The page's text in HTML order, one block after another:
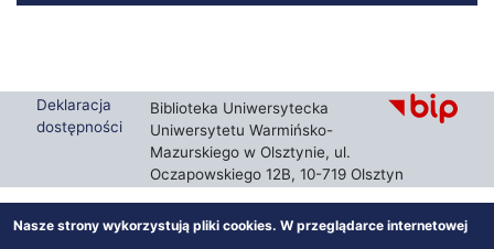
Deklaracja
dostępności
Biblioteka Uniwersytecka
Uniwersytetu Warmińsko-
Mazurskiego w Olsztynie, ul.
Oczapowskiego 12B, 10-719 Olsztyn
Nasze strony wykorzystują pliki cookies. W przeglądarce internetowej